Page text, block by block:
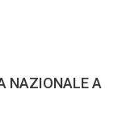
NAZIONALE A